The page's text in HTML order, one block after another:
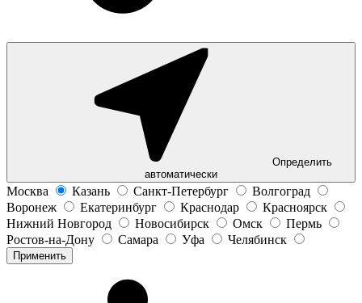
Определить
автоматически
Москва Казань Санкт-Петербург
Волгоград
Воронеж
Екатеринбург Краснодар
Красноярск
Нижний Новгород
Новосибирск Омск
Пермь
Ростов-на-Дону
Самара Уфа Челябинск
Применить